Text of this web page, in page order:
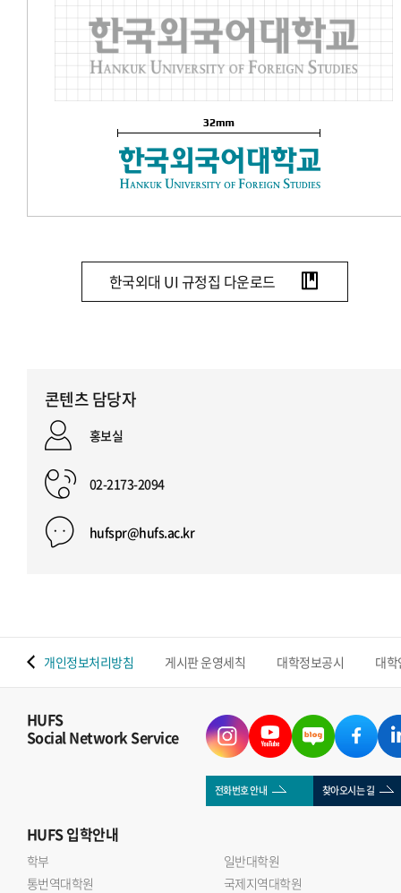
한국외대 UI 규정집 다운로드
콘텐츠 담당자
홍보실
02-2173-2094
hufspr@hufs.ac.kr
개인정보처리방침 게시판 운영세칙 대학정보공시 대
HUFS
Social Network Service
전화번호 안내 찾아오시는 길
HUFS입학안내
학부
일반대학원
통번역대학원
국제지역대학원